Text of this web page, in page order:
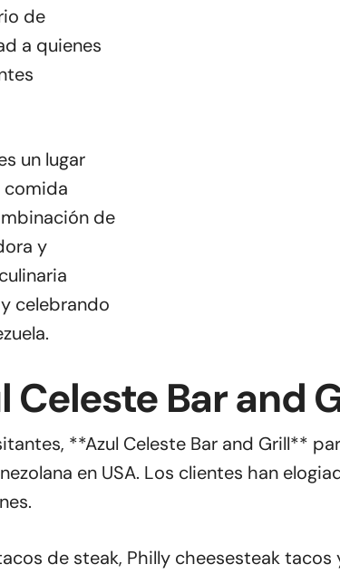
de
a quienes
un lugar
comida
de
y
celebrando
Celeste Bar and
**Azul Celeste Bar and Grill**
en USA. Los clientes han
de steak, Philly cheesesteak